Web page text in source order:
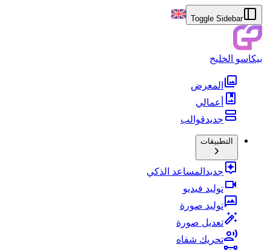
Toggle Sidebar
بيكاسو الخليج
المعرض
أعمالي
جديدقوالب
التطبيقات
جديد المساعد الذكي
توليد فيديو
توليد صورة
تعديل صورة
تحريك شفاه